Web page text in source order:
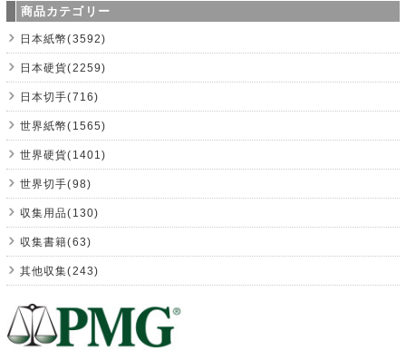
商品カテゴリー
日本紙幣(3592)
日本硬貨(2259)
日本切手(716)
世界紙幣(1565)
世界硬貨(1401)
世界切手(98)
収集用品(130)
収集書籍(63)
其他収集(243)